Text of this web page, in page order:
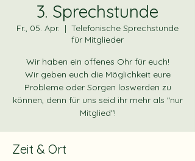
3. Sprechstunde
Fr., 05. Apr.
  |
Telefonische Sprechstunde
für Mitglieder
Wir haben ein offenes Ohr für euch!
Wir geben euch die Möglichkeit eure
Probleme oder Sorgen loswerden zu
können, denn für uns seid ihr mehr als "nur
Mitglied"!
Zeit & Ort